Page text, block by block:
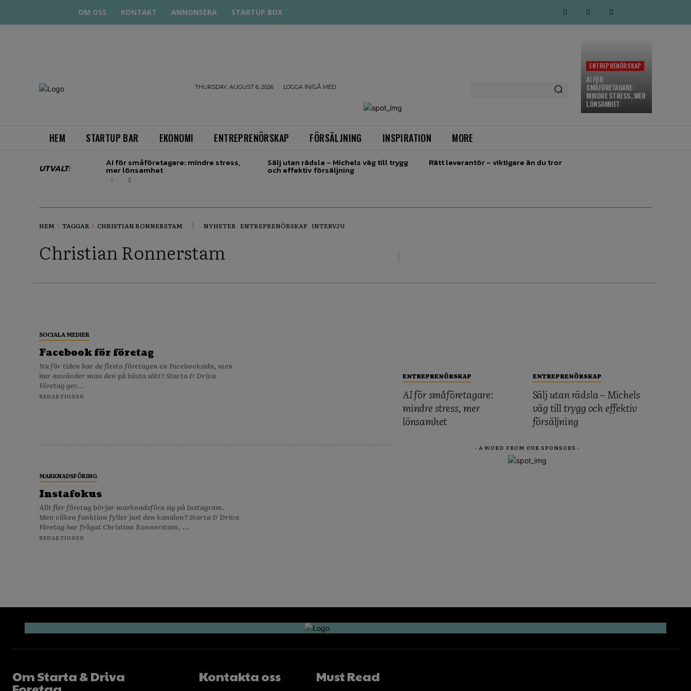
OM OSS KONTAKT ANNONSERA STARTUP BOX
THURSDAY, AUGUST 6, 2026 LOGGA IN/GÅ MED
ENTREPRENÖRSKAP
AI FÖR
SMÅFÖRETAGARE:
MINDRE STRESS, MER
LÖNSAMHET
HEM STARTUP BAR EKONOMI ENTREPRENÖRSKAP FÖRSÄLJNING INSPIRATION MORE
UTVALT: AI för småföretagare: mindre stress,
mer lönsamhet
Sälj utan rädsla – Michels väg till trygg
och effektiv försäljning
Rätt leverantör – viktigare än du tror
HEM TAGGAR CHRISTIAN RONNERSTAM NYHETER ENTREPRENÖRSKAP INTERVJU
Christian Ronnerstam
SOCIALA MEDIER
Facebook för företag
Nu för tiden har de flesta företagen en Facebooksida, men
hur använder man den på bästa sätt? Starta & Driva
Företag ger...
REDAKTIONEN
MARKNADSFÖRING
Instafokus
Allt fler företag börjar marknadsföra sig på Instagram.
Men vilken funktion fyller just den kanalen? Starta & Driva
Företag har frågat Christian Ronnerstam, ...
REDAKTIONEN
ENTREPRENÖRSKAP
AI för småföretagare:
mindre stress, mer
lönsamhet
ENTREPRENÖRSKAP
Sälj utan rädsla – Michels
väg till trygg och effektiv
försäljning
- A WORD FROM OUR SPONSORS -
Om Starta & Driva Kontakta oss Must Read